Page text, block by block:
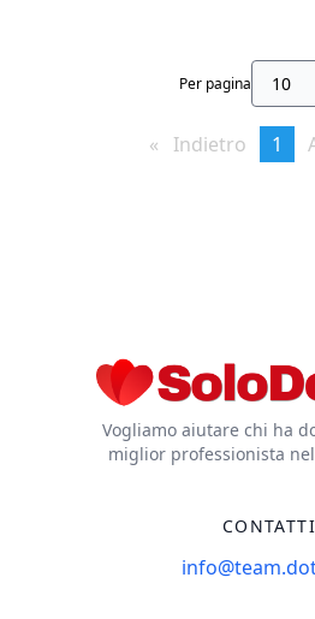
Per pagina
Indietro page
1
Vogliamo aiutare chi ha
miglior professionista
CONTATTI